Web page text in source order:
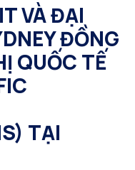
VÀ ĐẠI
ĐỒNG
QUỐC TẾ
TẠI